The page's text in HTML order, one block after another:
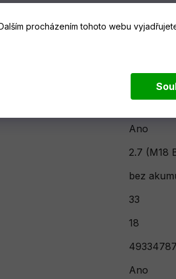
procházením tohoto webu
bez kufru
Ano
2.7 (M18
bez
33
18
Ano